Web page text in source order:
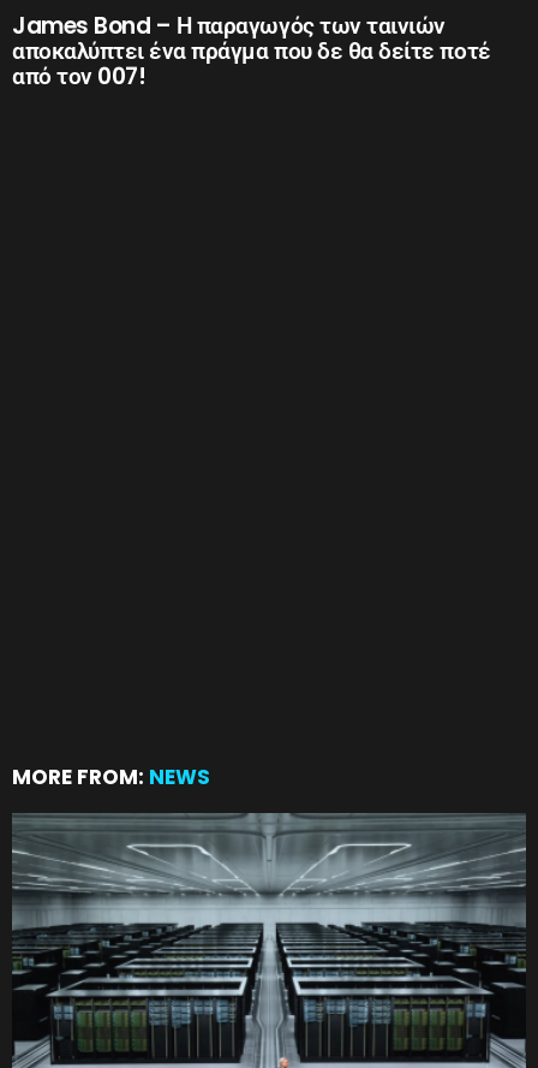
James Bond – Η παραγωγός των ταινιών
αποκαλύπτει ένα πράγμα που δε θα δείτε ποτέ
από τον 007!
MORE FROM: NEWS